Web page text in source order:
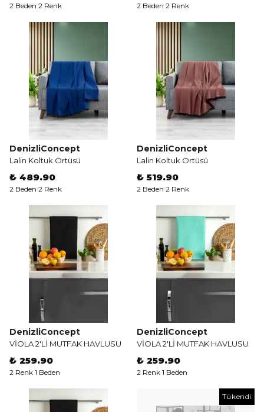
2 Beden 2 Renk 2 Beden 2 Renk
DenizliConcept
Lalin Koltuk Örtüsü
₺ 489.90
2 Beden 2 Renk
DenizliConcept
Lalin Koltuk Örtüsü
₺ 519.90
2 Beden 2 Renk
DenizliConcept
VİOLA 2'Lİ MUTFAK HAVLUSU
₺ 259.90
2 Renk 1 Beden
DenizliConcept
VİOLA 2'Lİ MUTFAK HAVLUSU
₺ 259.90
2 Renk 1 Beden
Tükendi